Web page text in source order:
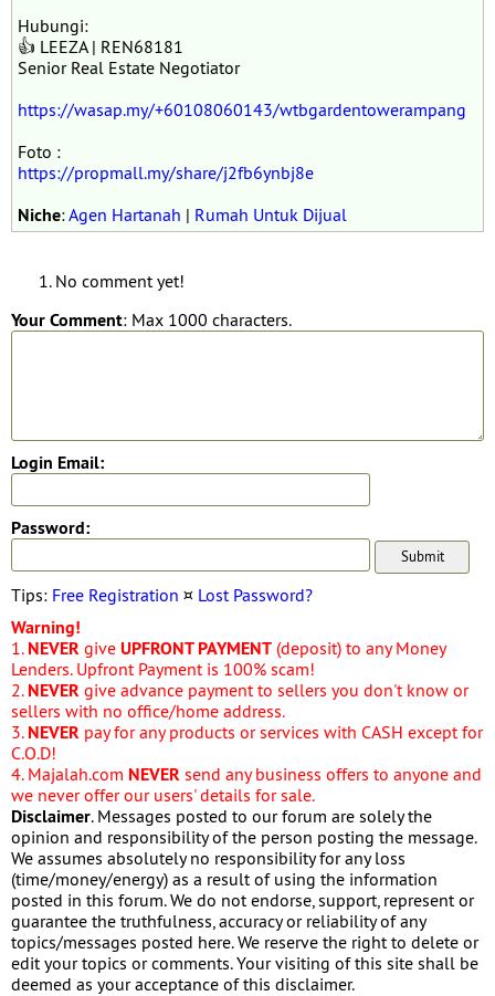
Hubungi:
👍 LEEZA | REN68181
Senior Real Estate Negotiator
https://wasap.my/+60108060143/wtbgardentowerampang
Foto :
https://propmall.my/share/j2fb6ynbj8e
Niche:Agen Hartanah | Rumah Untuk Dijual
No comment yet!
Your Comment: Max 1000 characters.
Login Email:
Password:
Tips: Free Registration ¤ Lost Password?
Warning!
1. NEVER give UPFRONT PAYMENT (deposit) to any Money
Lenders. Upfront Payment is 100% scam!
2. NEVER give advance payment to sellers you don't know or
sellers with no office/home address.
3. NEVER pay for any products or services with CASH except for
C.O.D!
4. Majalah.com NEVER send any business offers to anyone and
we never offer our users' details for sale.
Disclaimer. Messages posted to our forum are solely the
opinion and responsibility of the person posting the message.
We assumes absolutely no responsibility for any loss
(time/money/energy) as a result of using the information
posted in this forum. We do not endorse, support, represent or
guarantee the truthfulness, accuracy or reliability of any
topics/messages posted here. We reserve the right to delete or
edit your topics or comments. Your visiting of this site shall be
deemed as your acceptance of this disclaimer.